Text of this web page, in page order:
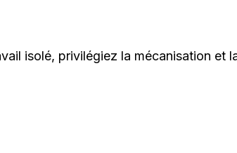
isolé, privilégiez la mécanisation et